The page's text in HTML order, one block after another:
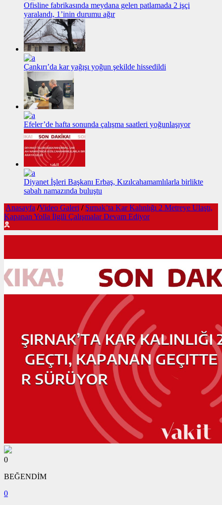
Ofisline fabrikasında meydana gelen patlamada 2 işçi
yaralandı, 1’inin durumu ağır
Çankırı’da kar yağışı yoğun şekilde hissedildi
Efeler’de hafta sonunda çalışma saatleri yoğunlaşıyor
Diyanet İşleri Başkanı Erbaş, Kızılcahamamlılarla birlikte
sabah namazında buluştu
Anasayfa /Video Galeri / Şırnak’ta Kar Kalınlığı 2 Metreye Ulaştı,
Kapanan Yolla İlgili Çalışmalar Devam Ediyor
0
BEĞENDİM
0